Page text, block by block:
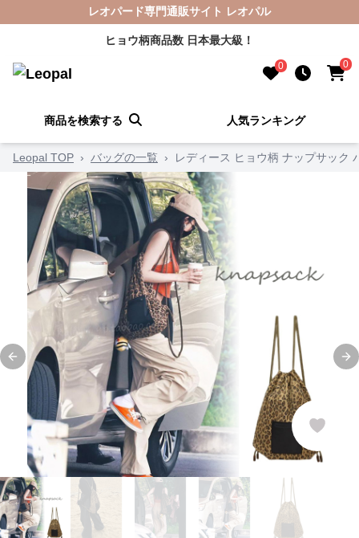
レオパード専門通販サイト レオパル
ヒョウ柄商品数 日本最大級！
0 0
商品を検索する 人気ランキング
Leopal TOP › バッグの一覧 › レディース ヒョウ柄 ナップサック
Previous slide